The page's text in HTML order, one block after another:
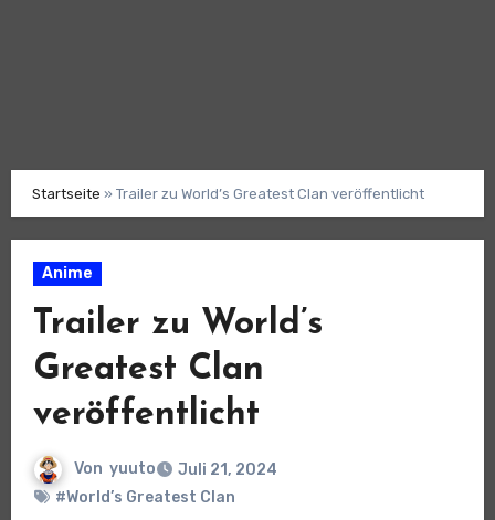
Startseite » Trailer zu World’s Greatest Clan veröffentlicht
Anime
Trailer zu World’s
Greatest Clan
veröffentlicht
Von yuuto
Juli 21, 2024
#World’s Greatest Clan